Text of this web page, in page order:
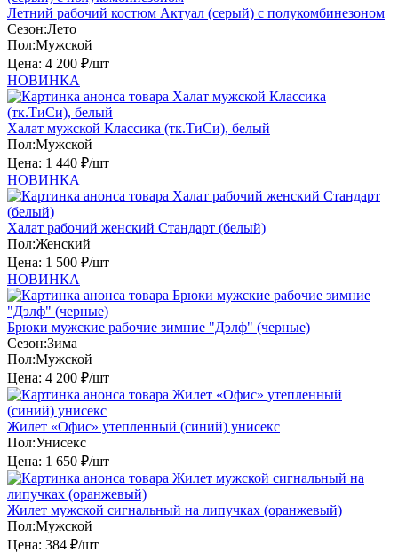
Летний рабочий костюм Актуал (серый) с полукомбинезоном
Сезон:Лето
Пол:Мужской
Цена: 4 200 ₽/шт
НОВИНКА
Халат мужской Классика (тк.ТиСи), белый
Пол:Мужской
Цена: 1 440 ₽/шт
НОВИНКА
Халат рабочий женский Стандарт (белый)
Пол:Женский
Цена: 1 500 ₽/шт
НОВИНКА
Брюки мужские рабочие зимние "Дэлф" (черные)
Сезон:Зима
Пол:Мужской
Цена: 4 200 ₽/шт
Жилет «Офис» утепленный (синий) унисекс
Пол:Унисекс
Цена: 1 650 ₽/шт
Жилет мужской сигнальный на липучках (оранжевый)
Пол:Мужской
Цена: 384 ₽/шт